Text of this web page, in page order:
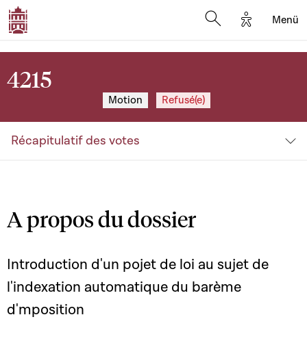
Options
Menü
4215
Motion Refusé(e)
Récapitulatif des votes
A propos du dossier
Introduction d'un pojet de loi au sujet de
l'indexation automatique du barème
d'mposition